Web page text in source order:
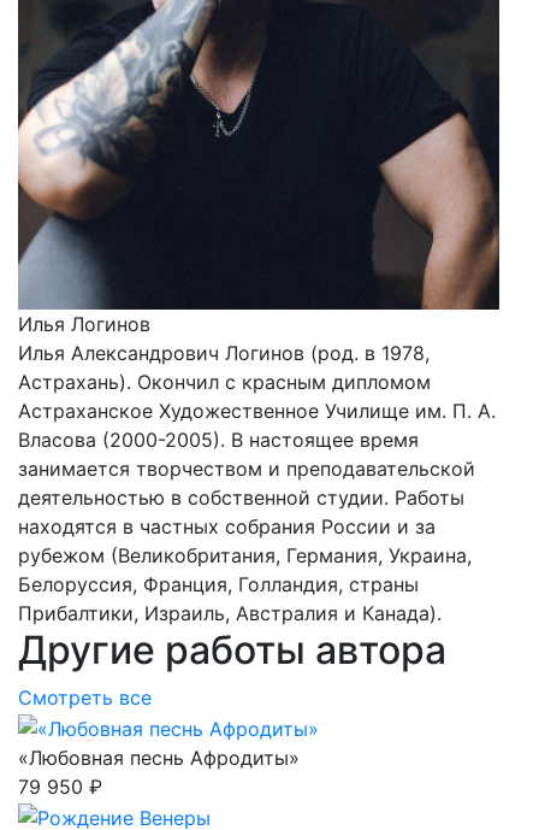
Илья Логинов
Илья Александрович Логинов (род. в 1978,
Астрахань). Окончил с красным дипломом
Астраханское Художественное Училище им. П. А.
Власова (2000-2005). В настоящее время
занимается творчеством и преподавательской
деятельностью в собственной студии. Работы
находятся в частных собрания России и за
рубежом (Великобритания, Германия, Украина,
Белоруссия, Франция, Голландия, страны
Прибалтики, Израиль, Австралия и Канада).
Другие работы автора
Смотреть все
«Любовная песнь Афродиты»
79 950 ₽